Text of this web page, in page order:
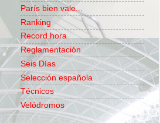
París bien vale...
Ranking
Record hora
Reglamentación
Seis Días
Selección española
Técnicos
Velódromos